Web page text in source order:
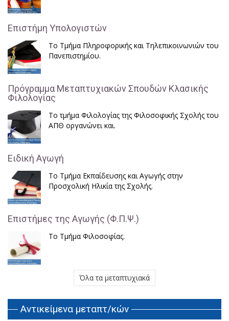
Επιστήμη Υπολογιστών
Το Τμήμα Πληροφορικής και Τηλεπικοινωνιών του
Πανεπιστημίου.
Πρόγραμμα Μεταπτυχιακών Σπουδών Κλασικής
Φιλολογίας
Το τμήμα Φιλολογίας της Φιλοσοφικής Σχολής του
ΑΠΘ οργανώνει και.
Ειδική Αγωγή
Το Τμήμα Εκπαίδευσης και Αγωγής στην
Προσχολική Ηλικία της Σχολής.
Επιστήμες της Αγωγής (Φ.Π.Ψ.)
Το Τμήμα Φιλοσοφίας.
Όλα τα μεταπτυχιακά
Αντικείμενα μεταπτ/κών